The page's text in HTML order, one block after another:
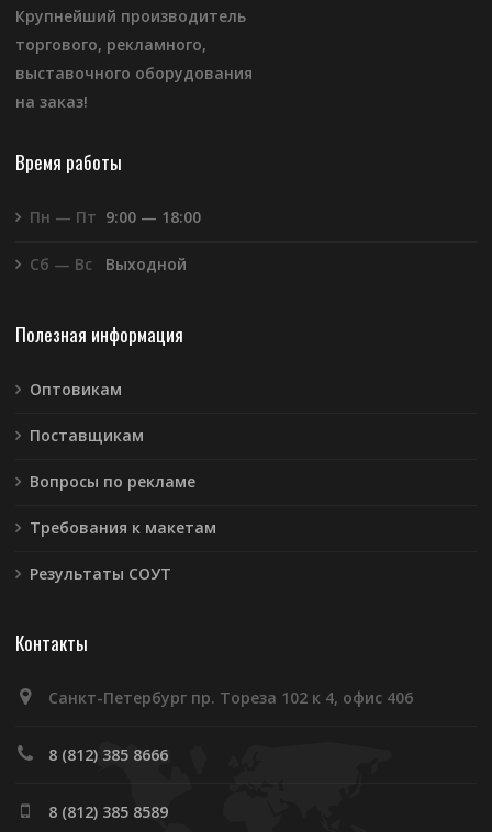
Крупнейший производитель
торгового, рекламного,
выставочного оборудования
на заказ!
Время работы
Пн — Пт 9:00 — 18:00
Сб — Вс Выходной
Полезная информация
Оптовикам
Поставщикам
Вопросы по рекламе
Требования к макетам
Результаты СОУТ
Контакты
Санкт-Петербург пр. Тореза 102 к 4, офис 406
8 (812) 385 8666
8 (812) 385 8589